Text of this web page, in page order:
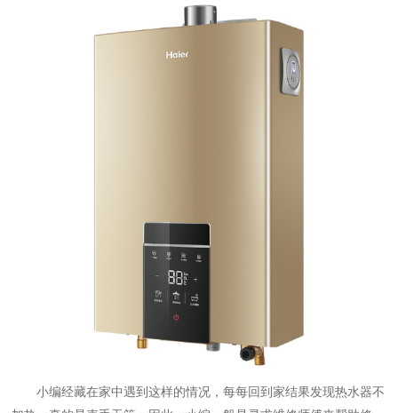
小编经藏在家中遇到这样的情况，每每回到家结果发现热水器不